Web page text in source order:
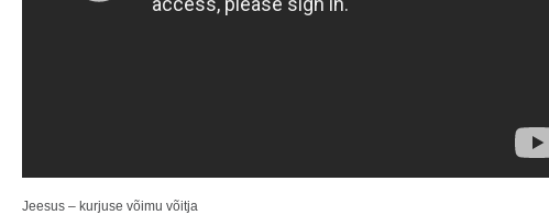
Jeesus – kurjuse võimu võitja